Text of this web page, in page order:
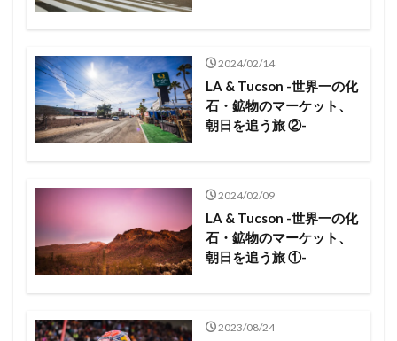
2024/02/14
LA & Tucson -世界一の化
石・鉱物のマーケット、
朝日を追う旅 ②-
2024/02/09
LA & Tucson -世界一の化
石・鉱物のマーケット、
朝日を追う旅 ①-
2023/08/24